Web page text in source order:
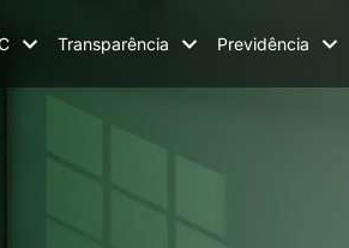
Transparência Previdência